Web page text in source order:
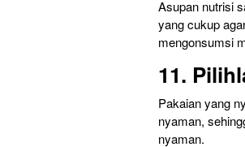
Asupan nutrisi
yang cukup
mengonsumsi
11.
Pakaian yang
nyaman,
nyaman.